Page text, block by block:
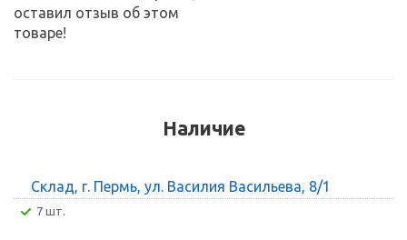
оставил отзыв об этом
товаре!
Наличие
Склад, г. Пермь, ул. Василия Васильева, 8/1
7 шт.